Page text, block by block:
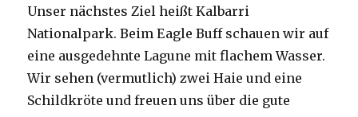
Unser nächstes Ziel heißt Kalbarri
Nationalpark. Beim Eagle Buff schauen wir auf
eine ausgedehnte Lagune mit flachem Wasser.
Wir sehen (vermutlich) zwei Haie und eine
Schildkröte und freuen uns über die gute